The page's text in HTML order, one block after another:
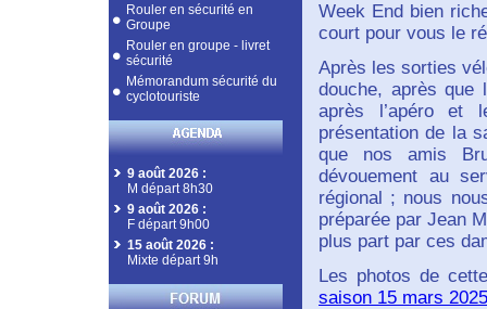
Rouler en sécurité en
Groupe
Rouler en groupe - livret
sécurité
Mémorandum sécurité du
cyclotouriste
9 août 2026 :
M départ 8h30
9 août 2026 :
F départ 9h00
15 août 2026 :
Mixte départ 9h
Week End bien
court pour vous le
Après les sorties
douche, après que
après l’apéro et
présentation de la
que nos amis
dévouement au
régional ; nous
préparée par Jean
plus part par ces
Les photos de
saison 15 mars 2025